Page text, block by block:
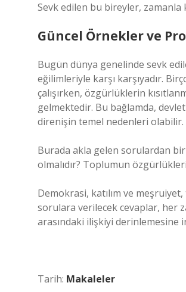
Sevk edilen bu bireyler, zamanla
Güncel Örnekler ve
Bugün dünya genelinde sevk
eğilimleriyle karşı karşıyadır.
çalışırken, özgürlüklerin
gelmektedir. Bu bağlamda,
direnişin temel nedenleri olabilir.
Burada akla gelen sorulardan
olmalıdır? Toplumun
Demokrasi, katılım ve
sorulara verilecek cevaplar, her
arasındaki ilişkiyi
Tarih: Makaleler